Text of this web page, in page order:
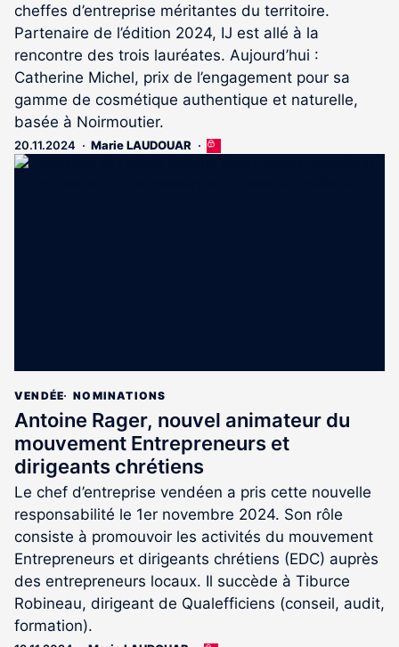
cheffes d’entreprise méritantes du territoire.
Partenaire de l’édition 2024, IJ est allé à la
rencontre des trois lauréates. Aujourd’hui :
Catherine Michel, prix de l’engagement pour sa
gamme de cosmétique authentique et naturelle,
basée à Noirmoutier.
20.11.2024 Marie LAUDOUAR
Cet
VENDÉE NOMINATIONS
Antoine Rager, nouvel animateur du
mouvement Entrepreneurs et
dirigeants chrétiens
Le chef d’entreprise vendéen a pris cette nouvelle
responsabilité le 1er novembre 2024. Son rôle
consiste à promouvoir les activités du mouvement
Entrepreneurs et dirigeants chrétiens (EDC) auprès
des entrepreneurs locaux. Il succède à Tiburce
Robineau, dirigeant de Qualefficiens (conseil, audit,
formation).